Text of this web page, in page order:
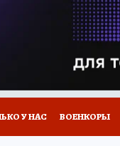
НОВОЕ
У НАС ВОЕНКОРЫ